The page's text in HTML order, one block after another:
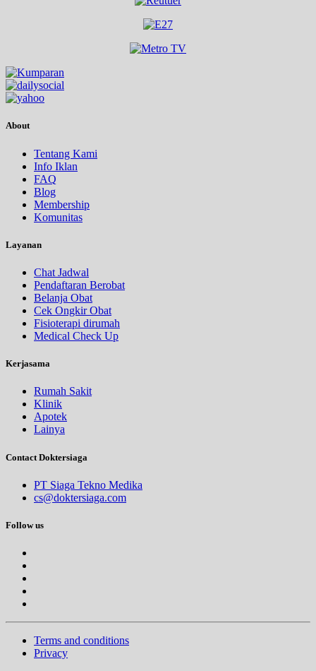
About
Tentang Kami
Info Iklan
FAQ
Blog
Membership
Komunitas
Layanan
Chat Jadwal
Pendaftaran Berobat
Belanja Obat
Cek Ongkir Obat
Fisioterapi dirumah
Medical Check Up
Kerjasama
Rumah Sakit
Klinik
Apotek
Lainya
Contact Doktersiaga
PT Siaga Tekno Medika
cs@doktersiaga.com
Follow us
Terms and conditions
Privacy